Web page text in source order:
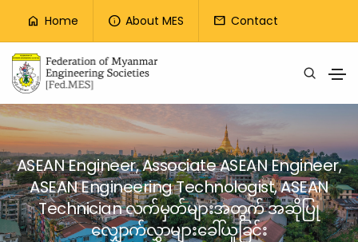
Top Menu
home Home info About MES mail Contact
Skip to main content
ASEAN Engineer, Associate ASEAN Engineer,
ASEAN Engineering Technologist, ASEAN
Technician လက်မှတ်များအတွက် အဆိုပြု
လျှောက်လွှာများခေါ်ယူခြင်း